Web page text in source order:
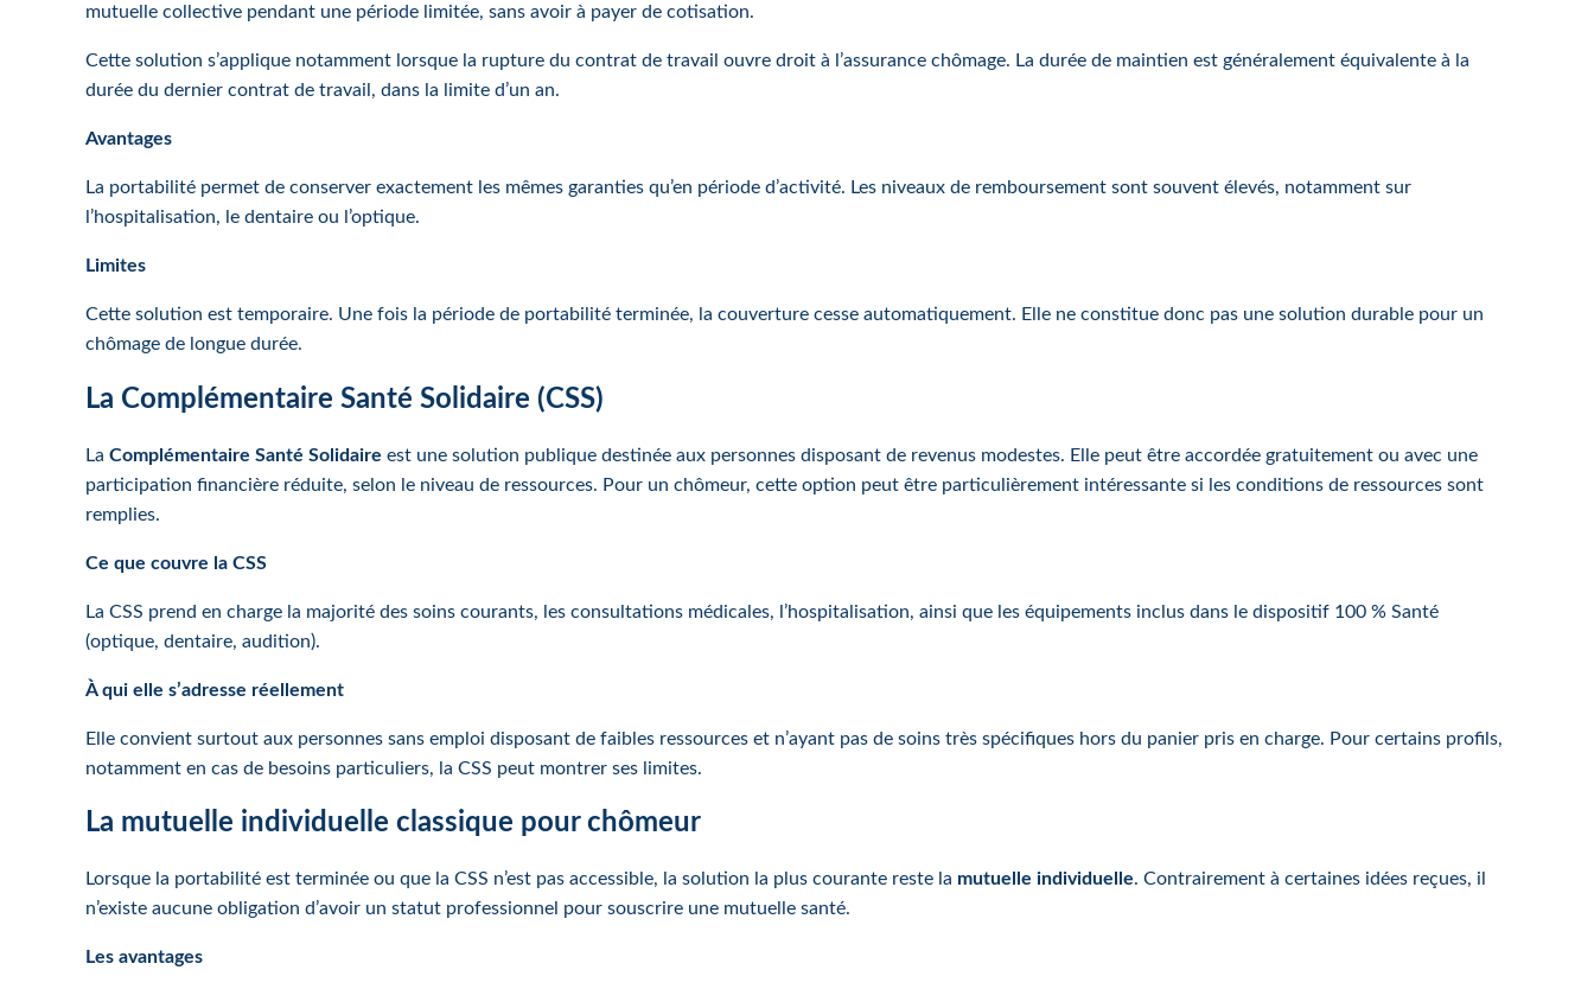
mutuelle collective pendant une période limitée, sans avoir à payer de cotisation.
Cette solution s’applique notamment lorsque la rupture du contrat de travail ouvre droit à l’assurance chômage. La durée de maintien est généralement équivalente à la
durée du dernier contrat de travail, dans la limite d’un an.
Avantages
La portabilité permet de conserver exactement les mêmes garanties qu’en période d’activité. Les niveaux de remboursement sont souvent élevés, notamment sur
l’hospitalisation, le dentaire ou l’optique.
Limites
Cette solution est temporaire. Une fois la période de portabilité terminée, la couverture cesse automatiquement. Elle ne constitue donc pas une solution durable pour un
chômage de longue durée.
La Complémentaire Santé Solidaire (CSS)
La Complémentaire Santé Solidaire est une solution publique destinée aux personnes disposant de revenus modestes. Elle peut être accordée gratuitement ou avec une
participation financière réduite, selon le niveau de ressources. Pour un chômeur, cette option peut être particulièrement intéressante si les conditions de ressources sont
remplies.
Ce que couvre la CSS
La CSS prend en charge la majorité des soins courants, les consultations médicales, l’hospitalisation, ainsi que les équipements inclus dans le dispositif 100 % Santé
(optique, dentaire, audition).
À qui elle s’adresse réellement
Elle convient surtout aux personnes sans emploi disposant de faibles ressources et n’ayant pas de soins très spécifiques hors du panier pris en charge. Pour certains profils,
notamment en cas de besoins particuliers, la CSS peut montrer ses limites.
La mutuelle individuelle classique pour chômeur
Lorsque la portabilité est terminée ou que la CSS n’est pas accessible, la solution la plus courante reste la mutuelle individuelle. Contrairement à certaines idées reçues, il
n’existe aucune obligation d’avoir un statut professionnel pour souscrire une mutuelle santé.
Les avantages